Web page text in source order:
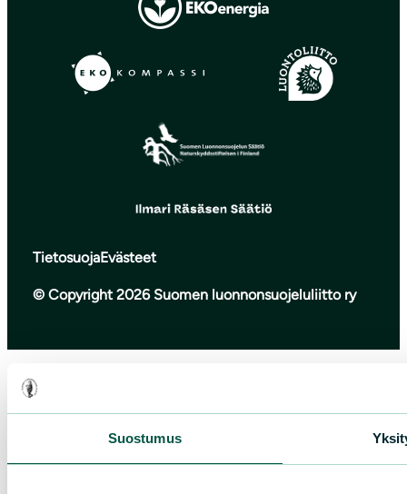
Suostumus
TietosuojaEvästeet
© Copyright 2026 Suomen luonnonsuojeluliitto ry